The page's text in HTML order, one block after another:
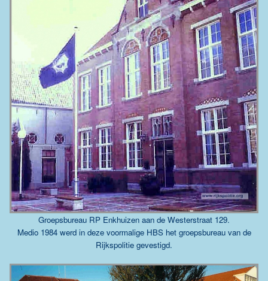
Groepsbureau RP Enkhuizen aan de Westerstraat 129.
Medio 1984 werd in deze voormalige HBS het groepsbureau van de
Rijkspolitie gevestigd.